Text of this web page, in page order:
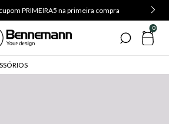
PRIMEIRA5 na primeira compra
0